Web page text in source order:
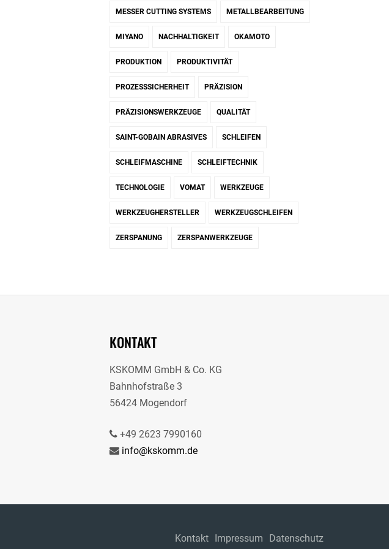
MESSER CUTTING SYSTEMS METALLBEARBEITUNG
MIYANO NACHHALTIGKEIT OKAMOTO
PRODUKTION PRODUKTIVITÄT
PROZESSSICHERHEIT PRÄZISION
PRÄZISIONSWERKZEUGE QUALITÄT
SAINT-GOBAIN ABRASIVES SCHLEIFEN
SCHLEIFMASCHINE SCHLEIFTECHNIK
TECHNOLOGIE VOMAT WERKZEUGE
WERKZEUGHERSTELLER WERKZEUGSCHLEIFEN
ZERSPANUNG ZERSPANWERKZEUGE
KONTAKT
KSKOMM GmbH & Co. KG
Bahnhofstraße 3
56424 Mogendorf
+49 2623 7990160
info@kskomm.de
Kontakt Impressum Datenschutz